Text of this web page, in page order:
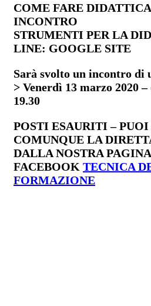
COME FARE
INCONTRO
STRUMENTI PER LA
LINE: GOOGLE SITE
Sarà svolto un incontro di
> Venerdì 13 marzo 2020
19.30
POSTI ESAURITI –
COMUNQUE LA
DALLA NOSTRA PAGINA
FACEBOOK TECNICA
FORMAZIONE